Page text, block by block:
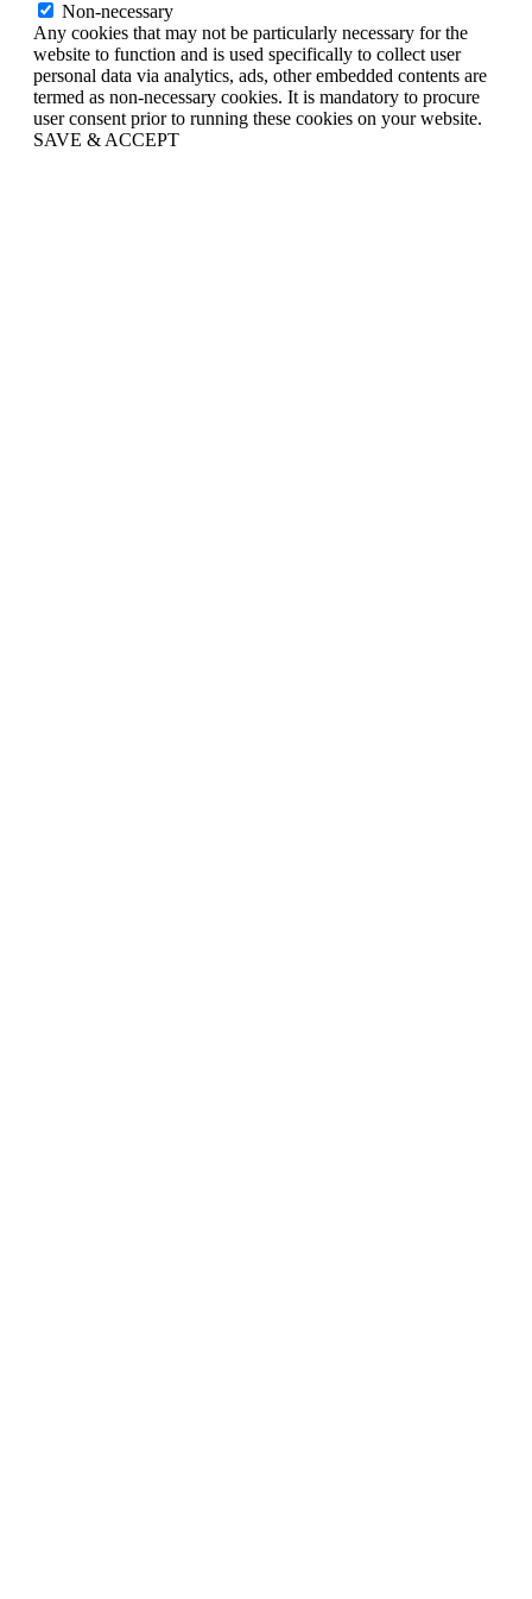
Non-necessary
Any cookies that may not be particularly necessary for the
website to function and is used specifically to collect user
personal data via analytics, ads, other embedded contents are
termed as non-necessary cookies. It is mandatory to procure
user consent prior to running these cookies on your website.
SAVE & ACCEPT